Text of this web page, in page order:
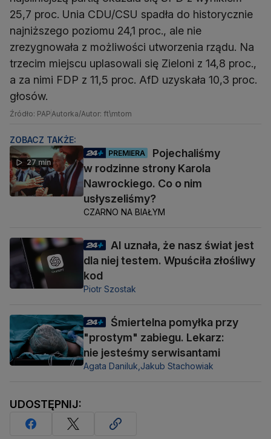
25,7 proc. Unia CDU/CSU spadła do historycznie
najniższego poziomu 24,1 proc., ale nie
zrezygnowała z możliwości utworzenia rządu. Na
trzecim miejscu uplasowali się Zieloni z 14,8 proc.,
a za nimi FDP z 11,5 proc. AfD uzyskała 10,3 proc.
głosów.
Źródło: PAPAutorka/Autor: ft\mtom
ZOBACZ TAKŻE:
27 min
PREMIERA
Pojechaliśmy
w rodzinne strony Karola
Nawrockiego. Co o nim
usłyszeliśmy?
CZARNO NA BIAŁYM
AI uznała, że nasz świat jest
dla niej testem. Wpuściła złośliwy
kod
Piotr Szostak
Śmiertelna pomyłka przy
"prostym" zabiegu. Lekarz:
nie jesteśmy serwisantami
Agata Daniluk, Jakub Stachowiak
UDOSTĘPNIJ: